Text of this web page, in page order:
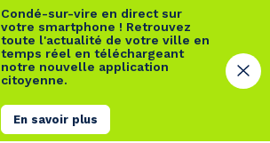
Condé-sur-vire en direct sur
votre smartphone ! Retrouvez
toute l'actualité de votre ville en
temps réel en téléchargeant
notre nouvelle application
citoyenne.
En savoir plus